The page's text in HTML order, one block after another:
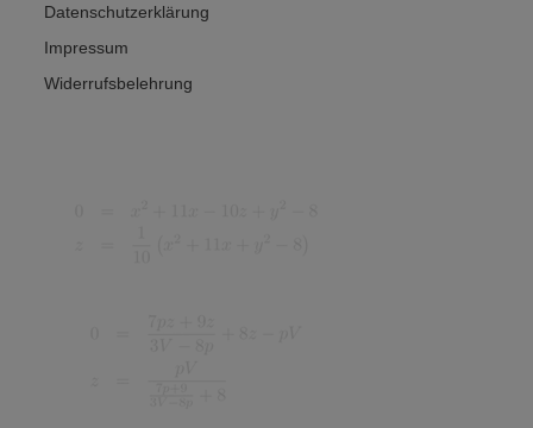
Datenschutzerklärung
Impressum
Widerrufsbelehrung